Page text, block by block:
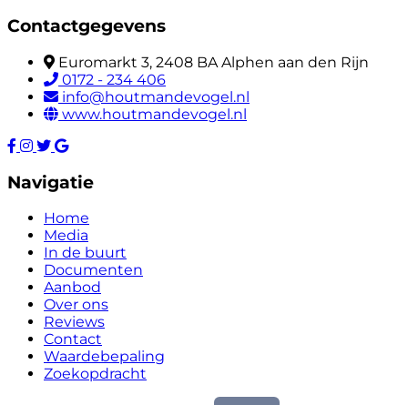
Contactgegevens
Euromarkt 3, 2408 BA Alphen aan den Rijn
0172 - 234 406
info@houtmandevogel.nl
www.houtmandevogel.nl
Navigatie
Home
Media
In de buurt
Documenten
Aanbod
Over ons
Reviews
Contact
Waardebepaling
Zoekopdracht